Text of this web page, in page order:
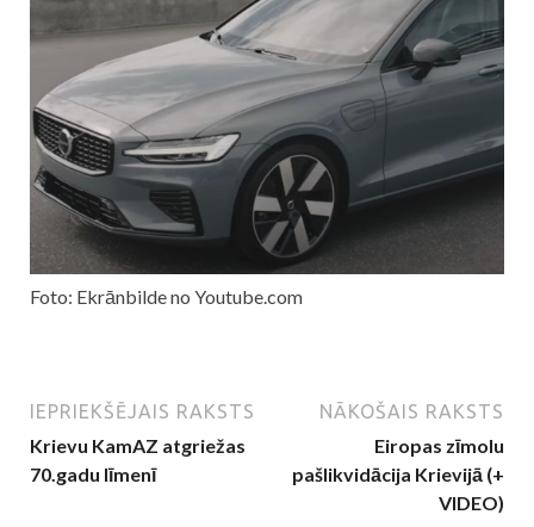
Foto: Ekrānbilde no Youtube.com
IEPRIEKŠĒJAIS RAKSTS
Krievu KamAZ atgriežas
70.gadu līmenī
NĀKOŠAIS RAKSTS
Eiropas zīmolu
pašlikvidācija Krievijā (+
VIDEO)